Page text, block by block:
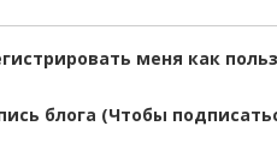
меня как
блога (Чтобы